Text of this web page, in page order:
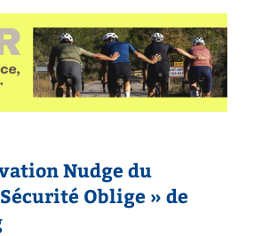
Nudge du
Oblige » de